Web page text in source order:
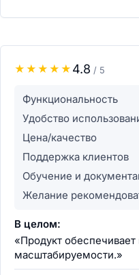
★ ★ ★ ★ ★ 4.8 / 5
Функциональность
Удобство
Цена/качество
Поддержка клиентов
Обучение и
Желание
В целом:
«Продукт
масштабируемости.»